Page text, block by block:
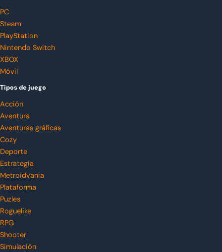
PC
Steam
PlayStation
Nintendo Switch
XBOX
Móvil
Tipos de juego
Acción
Aventura
Aventuras gráficas
Cozy
Deporte
Estrategia
Metroidvania
Plataforma
Puzles
Roguelike
RPG
Shooter
Simulación